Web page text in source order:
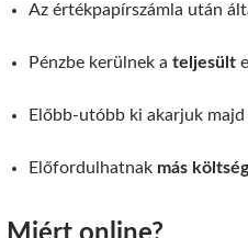
Az értékpapírszámla után
Pénzbe kerülnek a teljesült
Előbb-utóbb ki akarjuk
Előfordulhatnak más